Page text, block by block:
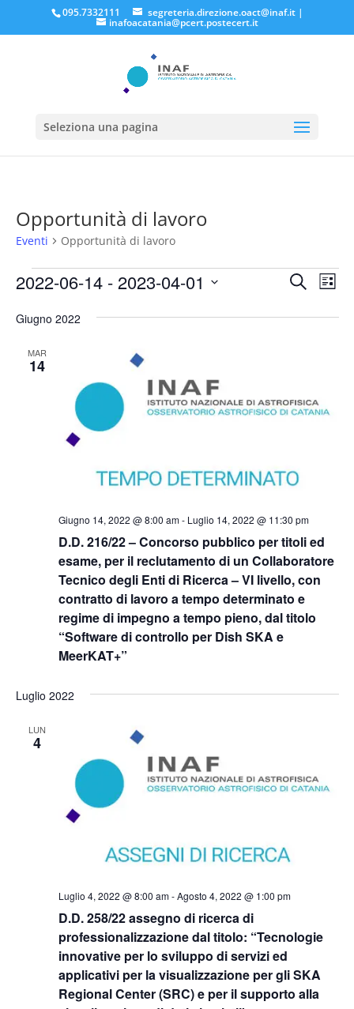
095.7332111 segreteria.direzione.oact@inaf.it|
inafoacatania@pcert.postecert.it
Seleziona una pagina
Opportunità di lavoro
Eventi Opportunità di lavoro
Eventi Eventi
e
CercaLista
2022-06-14 - 2023-04-01
la
Giugno 2022
MAR
14
D.D. 216/22 – Concorso pubblico per titoli ed
esame, per il reclutamento di un Collaboratore
Tecnico degli Enti di Ricerca – VI livello, con
contratto di lavoro a tempo determinato e
regime di impegno a tempo pieno, dal titolo
“Software di controllo per Dish SKA e
MeerKAT+”
Giugno 14, 2022 @ 8:00 am- Luglio 14, 2022 @ 11:30 pm
Luglio 2022
LUN
4
D.D. 258/22 assegno di ricerca di
professionalizzazione dal titolo: “Tecnologie
innovative per lo sviluppo di servizi ed
applicativi per la visualizzazione per gli SKA
Regional Center (SRC) e per il supporto alla
Luglio 4, 2022 @ 8:00 am-Agosto 4, 2022 @ 1:00 pm